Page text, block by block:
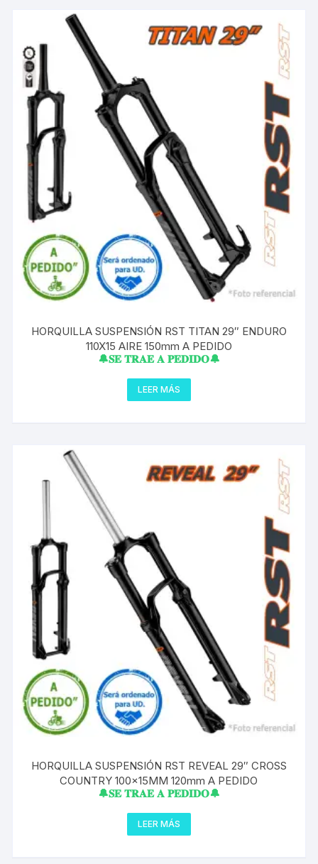
HORQUILLA SUSPENSIÓN RST TITAN 29″ ENDURO
110X15 AIRE 150mm A PEDIDO
🔔𝐒𝐄 𝐓𝐑𝐀𝐄 𝐀 𝐏𝐄𝐃𝐈𝐃𝐎🔔
LEER MÁS
HORQUILLA SUSPENSIÓN RST REVEAL 29″ CROSS
COUNTRY 100x15MM 120mm A PEDIDO
🔔𝐒𝐄 𝐓𝐑𝐀𝐄 𝐀 𝐏𝐄𝐃𝐈𝐃𝐎🔔
LEER MÁS